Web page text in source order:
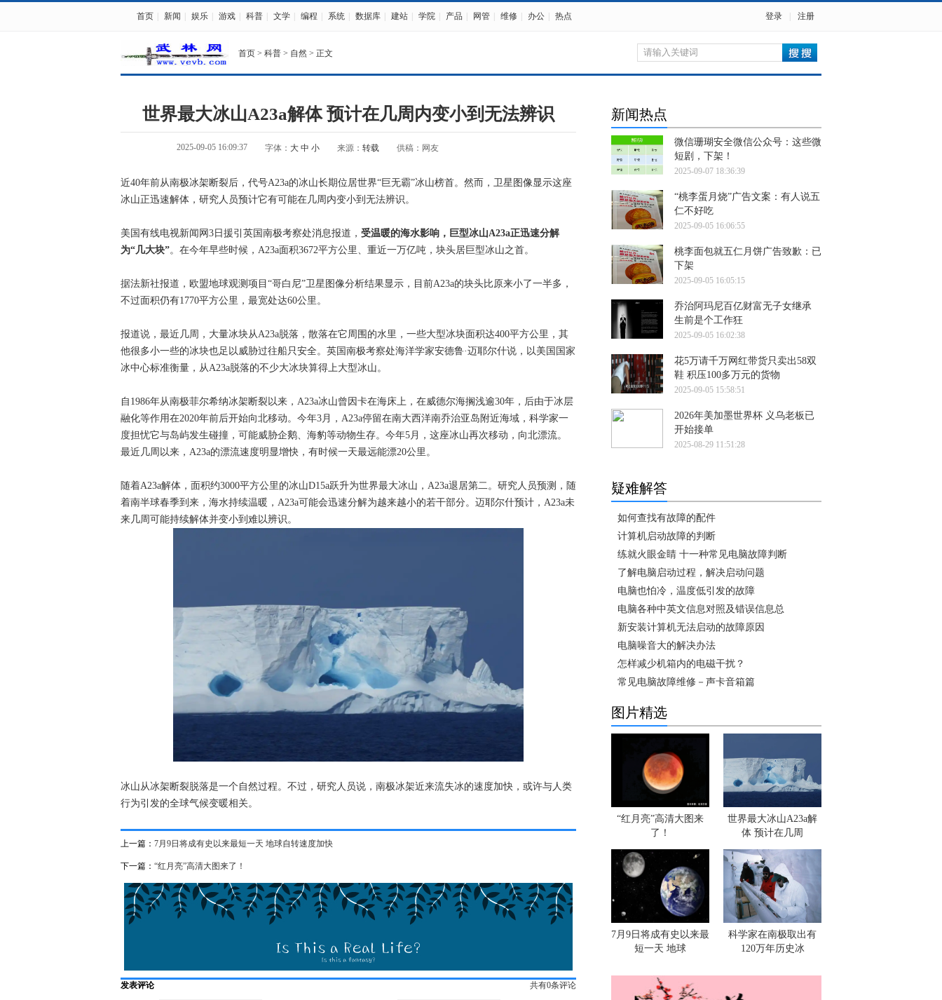
首页 新闻 娱乐 游戏 科普 文学 编程 系统 数据库 建站 学院 产品 网管 维修 办公 热点 登录 注册
首页 > 科普 > 自然 > 正文
世界最大冰山A23a解体 预计在几周内变小到无法辨识
2025-09-05 16:09:37 字体： 大 中 小 来源： 转载 供稿：网友
近40年前从南极冰架断裂后，代号A23a的冰山长期位居世界“巨无霸”冰山榜首。然而，卫星图像显示这座
冰山正迅速解体，研究人员预计它有可能在几周内变小到无法辨识。
美国有线电视新闻网3日援引英国南极考察处消息报道， 受温暖的海水影响，巨型冰山A23a正迅速分解
为“几大块”。在今年早些时候，A23a面积3672平方公里、重近一万亿吨，块头居巨型冰山之首。
据法新社报道，欧盟地球观测项目“哥白尼”卫星图像分析结果显示，目前A23a的块头比原来小了一半多，
不过面积仍有1770平方公里，最宽处达60公里。
报道说，最近几周，大量冰块从A23a脱落，散落在它周围的水里，一些大型冰块面积达400平方公里，其
他很多小一些的冰块也足以威胁过往船只安全。英国南极考察处海洋学家安德鲁·迈耶尔什说，以美国国家
冰中心标准衡量，从A23a脱落的不少大冰块算得上大型冰山。
自1986年从南极菲尔希纳冰架断裂以来，A23a冰山曾因卡在海床上，在威德尔海搁浅逾30年，后由于冰层
融化等作用在2020年前后开始向北移动。今年3月，A23a停留在南大西洋南乔治亚岛附近海域，科学家一
度担忧它与岛屿发生碰撞，可能威胁企鹅、海豹等动物生存。今年5月，这座冰山再次移动，向北漂流。
最近几周以来，A23a的漂流速度明显增快，有时候一天最远能漂20公里。
随着A23a解体，面积约3000平方公里的冰山D15a跃升为世界最大冰山，A23a退居第二。研究人员预测，随
着南半球春季到来，海水持续温暖，A23a可能会迅速分解为越来越小的若干部分。迈耶尔什预计，A23a未
来几周可能持续解体并变小到难以辨识。
冰山从冰架断裂脱落是一个自然过程。不过，研究人员说，南极冰架近来流失冰的速度加快，或许与人类
行为引发的全球气候变暖相关。
上一篇： 7月9日将成有史以来最短一天 地球自转速度加快
下一篇： “红月亮”高清大图来了！
发表评论 共有0条评论
新闻热点
微信珊瑚安全微信公众号：这些微
短剧，下架！
2025-09-07 18:36:39
“桃李蛋月烧”广告文案：有人说五
仁不好吃
2025-09-05 16:06:55
桃李面包就五仁月饼广告致歉：已
下架
2025-09-05 16:05:15
乔治阿玛尼百亿财富无子女继承
生前是个工作狂
2025-09-05 16:02:38
花5万请千万网红带货只卖出58双
鞋 积压100多万元的货物
2025-09-05 15:58:51
2026年美加墨世界杯 义乌老板已
开始接单
2025-08-29 11:51:28
疑难解答
如何查找有故障的配件
计算机启动故障的判断
练就火眼金睛 十一种常见电脑故障判断
了解电脑启动过程，解决启动问题
电脑也怕冷，温度低引发的故障
电脑各种中英文信息对照及错误信息总
新安装计算机无法启动的故障原因
电脑噪音大的解决办法
怎样减少机箱内的电磁干扰？
常见电脑故障维修－声卡音箱篇
图片精选
“红月亮”高清大图来
了！
世界最大冰山A23a解
体 预计在几周
7月9日将成有史以来最
短一天 地球
科学家在南极取出有
120万年历史冰